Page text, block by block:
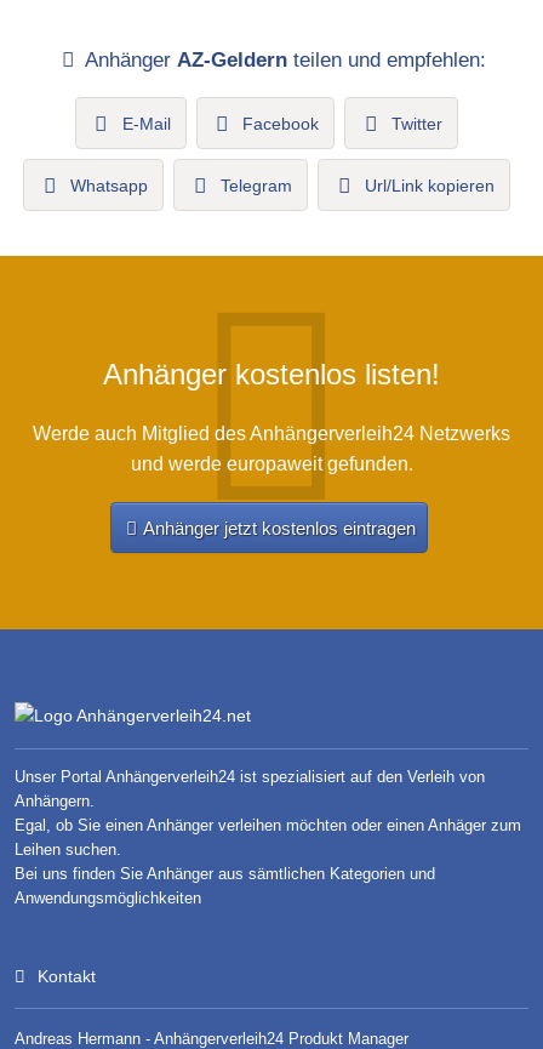
Anhänger AZ-Geldernteilen und empfehlen:
E-Mail Facebook Twitter
Whatsapp Telegram Url/Link kopieren
Anhänger kostenlos listen!
Werde auch Mitglied des Anhängerverleih24 Netzwerks
und werde europaweit gefunden.
Anhänger jetzt kostenlos eintragen
Unser Portal Anhängerverleih24 ist spezialisiert auf den Verleih von
Anhängern.
Egal, ob Sie einen Anhänger verleihen möchten oder einen Anhäger zum
Leihen suchen.
Bei uns finden Sie Anhänger aus sämtlichen Kategorien und
Anwendungsmöglichkeiten
Kontakt
Andreas Hermann - Anhängerverleih24 Produkt Manager